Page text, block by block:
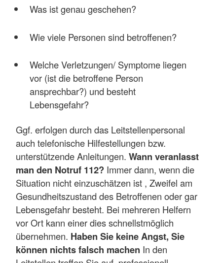
Was ist genau geschehen?
Wie viele Personen sind betroffenen?
Welche Verletzungen/ Symptome liegen
vor (ist die betroffene Person
ansprechbar?) und besteht
Lebensgefahr?
Ggf. erfolgen durch das Leitstellenpersonal
auch telefonische Hilfestellungen bzw.
unterstützende Anleitungen. Wann veranlasst
man den Notruf 112? Immer dann, wenn die
Situation nicht einzuschätzen ist , Zweifel am
Gesundheitszustand des Betroffenen oder gar
Lebensgefahr besteht. Bei mehreren Helfern
vor Ort kann einer dies schnellstmöglich
übernehmen. Haben Sie keine Angst, Sie
können nichts falsch machen In den